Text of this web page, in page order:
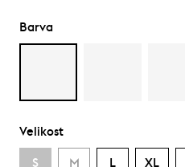
Barva
Velikost
S M L XL